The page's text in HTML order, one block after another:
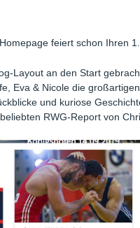
feiert schon Ihren
Layout an den Start
Eva & Nicole die
und kuriose
RWG-Report von